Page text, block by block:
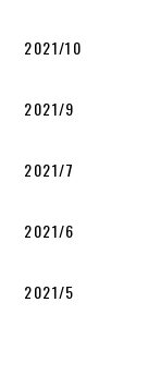
2021/10
2021/9
2021/7
2021/6
2021/5